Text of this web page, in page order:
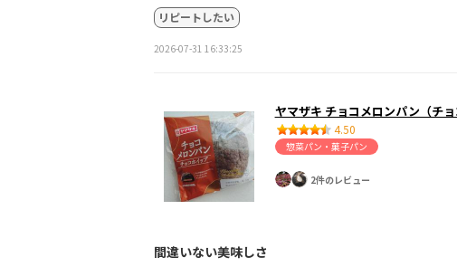
リピートしたい
2026-07-31 16:33:25
ヤマザキ チョコメロンパン（チョ
4.50
惣菜パン・菓子パン
2件のレビュー
間違いない美味しさ